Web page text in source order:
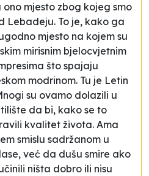
mjesto zbog kojeg smo
Lebadeju. To je, kako ga
mjesto na kojem su
mirisnim bjelocvjetnim
što spajaju
modrinom. Tu je Letin
su ovamo dolazili u
da bi, kako se to
kvalitet života. Ama
smislu sadržanom u
, već da dušu smire ako
ništa dobro ili nisu